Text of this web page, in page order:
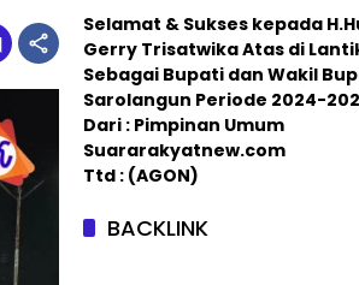
Selamat & Sukses kepada
Gerry Trisatwika Atas di
Sebagai Bupati dan Wakil
Sarolangun Periode 2024-
Dari : Pimpinan Umum
Suararakyatnew.com
Ttd : (AGON)
BACKLINK